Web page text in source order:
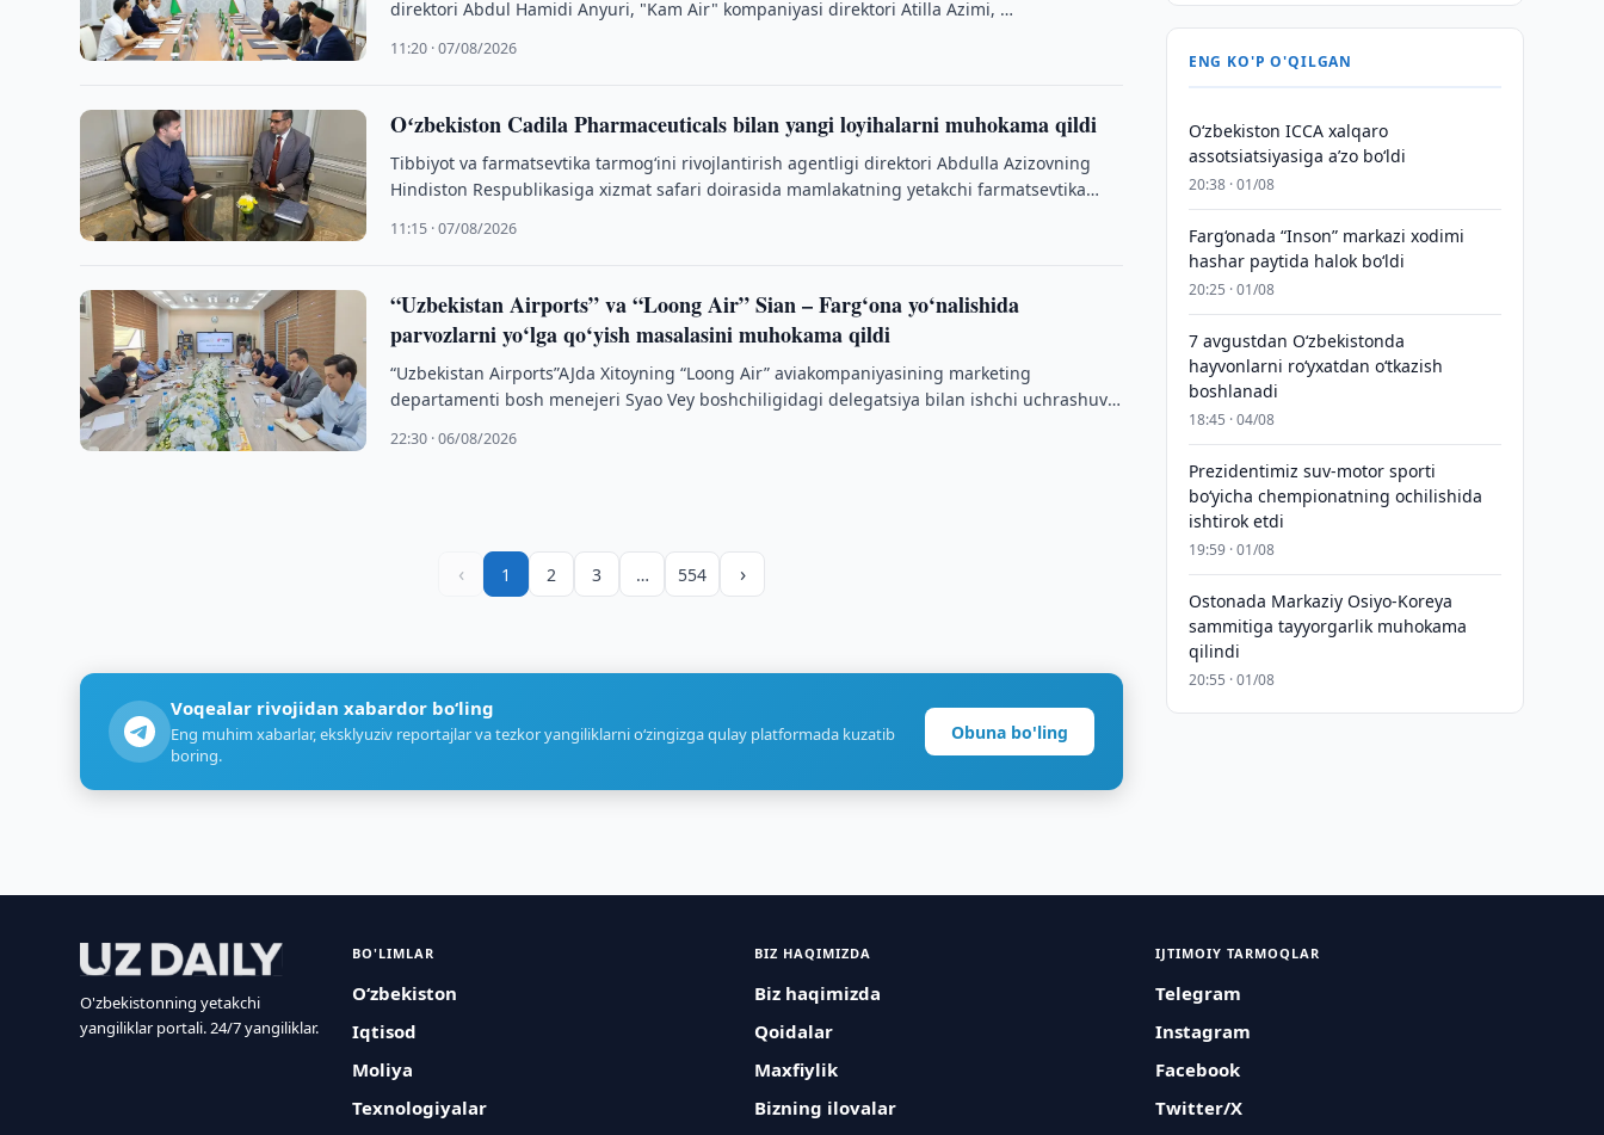
direktori Abdul Hamidi Anyuri, "Kam Air" kompaniyasi direktori Atilla Azimi, …
11:20 · 07/08/2026
Oʻzbekiston Cadila Pharmaceuticals bilan yangi loyihalarni muhokama qildi
Tibbiyot va farmatsevtika tarmog‘ini rivojlantirish agentligi direktori Abdulla Azizovning
Hindiston Respublikasiga xizmat safari doirasida mamlakatning yetakchi farmatsevtika
11:15 · 07/08/2026
“Uzbekistan Airports” va “Loong Air” Sian – Farg‘ona yo‘nalishida
parvozlarni yo‘lga qo‘yish masalasini muhokama qildi
“Uzbekistan Airports”AJda Xitoyning “Loong Air” aviakompaniyasining marketing
departamenti bosh menejeri Syao Vey boshchiligidagi delegatsiya bilan ishchi uchrashuv
22:30 · 06/08/2026
‹ 1 2 3 … 554 ›
Voqealar rivojidan xabardor bo‘ling
Eng muhim xabarlar, eksklyuziv reportajlar va tezkor yangiliklarni o‘zingizga qulay platformada kuzatib
boring.
Obuna bo'ling
ENG KO'P O'QILGAN
O‘zbekiston ICCA xalqaro
assotsiatsiyasiga aʼzo bo‘ldi
20:38 · 01/08
Farg‘onada “Inson” markazi xodimi
hashar paytida halok bo‘ldi
20:25 · 01/08
7 avgustdan O‘zbekistonda
hayvonlarni ro‘yxatdan o‘tkazish
boshlanadi
18:45 · 04/08
Prezidentimiz suv-motor sporti
bo‘yicha chempionatning ochilishida
ishtirok etdi
19:59 · 01/08
Ostonada Markaziy Osiyo-Koreya
sammitiga tayyorgarlik muhokama
qilindi
20:55 · 01/08
O'zbekistonning yetakchi
yangiliklar portali. 24/7 yangiliklar.
BO'LIMLAR
O‘zbekiston
Iqtisod
Moliya
Texnologiyalar
BIZ HAQIMIZDA
Biz haqimizda
Qoidalar
Maxfiylik
Bizning ilovalar
IJTIMOIY TARMOQLAR
Telegram
Instagram
Facebook
Twitter/X